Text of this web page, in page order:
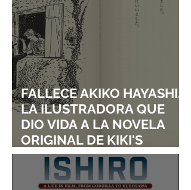
FALLECE AKIKO HAYASHI,
LA ILUSTRADORA QUE
DIO VIDA A LA NOVELA
ORIGINAL DE KIKI'S
DELIVERY SERVICE